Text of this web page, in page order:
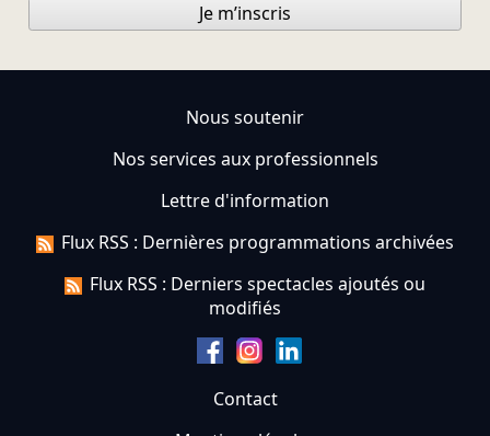
Je m’inscris
Nous soutenir
Nos services aux professionnels
Lettre d'information
Flux RSS : Dernières programmations archivées
Flux RSS : Derniers spectacles ajoutés ou
modifiés
Contact